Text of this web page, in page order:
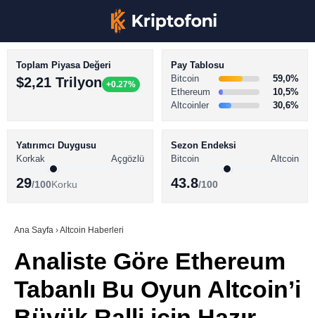
Youtube
TikTok
BİTCOİN HABERLERİ
ALTCOİN HABERLERİ
SÖZLÜK
Toplam Piyasa Değeri
$2,21 Trilyon +0.27%
Pay Tablosu
Bitcoin
59,0%
Ethereum
10,5%
Altcoinler
30,6%
Yatırımcı Duygusu
Korkak
Açgözlü
29/100Korku
Sezon Endeksi
Bitcoin
Altcoin
43.8/100
Ana Sayfa ›Altcoin Haberleri
Analiste Göre Ethereum
Tabanlı Bu Oyun Altcoin’i